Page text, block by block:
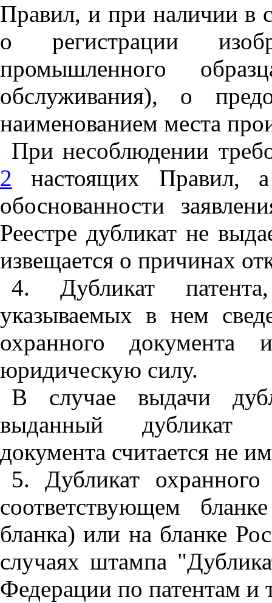
Правил, и при наличии в
о регистрации
промышленного
обслуживания), о
наименованием места
При несоблюдении
2 настоящих Правил,
обоснованности
Реестре дубликат не
извещается о причинах
4. Дубликат
указываемых в нем
охранного
юридическую силу.
В случае выдачи
выданный дубликат
документа считается не
5. Дубликат
соответствующем
бланка) или на бланке
случаях штампа
Федерации по патентам и